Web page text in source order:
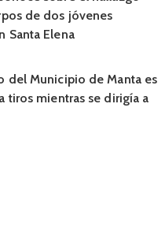
de dos jóvenes
Santa Elena
del Municipio de Manta es
tiros mientras se dirigía a